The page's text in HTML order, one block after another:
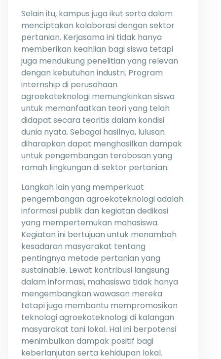
Selain itu, kampus juga ikut serta dalam
menciptakan kolaborasi dengan sektor
pertanian. Kerjasama ini tidak hanya
memberikan keahlian bagi siswa tetapi
juga mendukung penelitian yang relevan
dengan kebutuhan industri. Program
internship di perusahaan
agroekoteknologi memungkinkan siswa
untuk memanfaatkan teori yang telah
didapat secara teoritis dalam kondisi
dunia nyata. Sebagai hasilnya, lulusan
diharapkan dapat menghasilkan dampak
untuk pengembangan terobosan yang
ramah lingkungan di sektor pertanian.
Langkah lain yang memperkuat
pengembangan agroekoteknologi adalah
informasi publik dan kegiatan dedikasi
yang mempertemukan mahasiswa.
Kegiatan ini bertujuan untuk menambah
kesadaran masyarakat tentang
pentingnya metode pertanian yang
sustainable. Lewat kontribusi langsung
dalam informasi, mahasiswa tidak hanya
mengembangkan wawasan mereka
tetapi juga membantu mempromosikan
teknologi agroekoteknologi di kalangan
masyarakat tani lokal. Hal ini berpotensi
menimbulkan dampak positif bagi
keberlanjutan serta kehidupan lokal.